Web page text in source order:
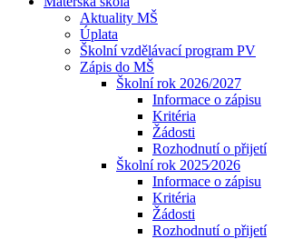
Aktuality MŠ
Úplata
Školní vzdělávací program PV
Zápis do MŠ
Školní rok 2026/2027
Informace o zápisu
Kritéria
Žádosti
Rozhodnutí o přijetí
Školní rok 2025⁄2026
Informace o zápisu
Kritéria
Žádosti
Rozhodnutí o přijetí